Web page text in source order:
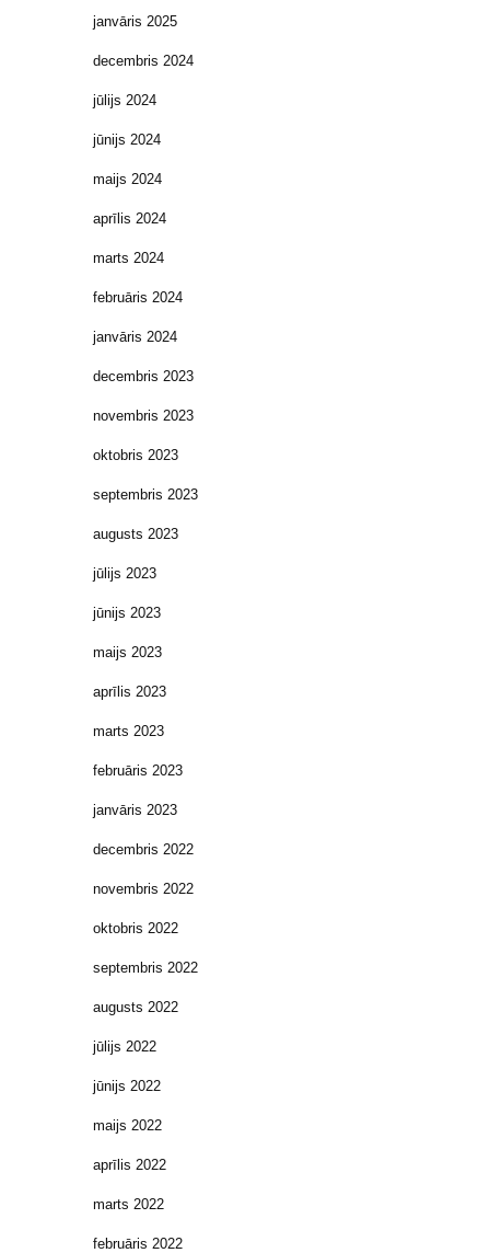
janvāris 2025
decembris 2024
jūlijs 2024
jūnijs 2024
maijs 2024
aprīlis 2024
marts 2024
februāris 2024
janvāris 2024
decembris 2023
novembris 2023
oktobris 2023
septembris 2023
augusts 2023
jūlijs 2023
jūnijs 2023
maijs 2023
aprīlis 2023
marts 2023
februāris 2023
janvāris 2023
decembris 2022
novembris 2022
oktobris 2022
septembris 2022
augusts 2022
jūlijs 2022
jūnijs 2022
maijs 2022
aprīlis 2022
marts 2022
februāris 2022